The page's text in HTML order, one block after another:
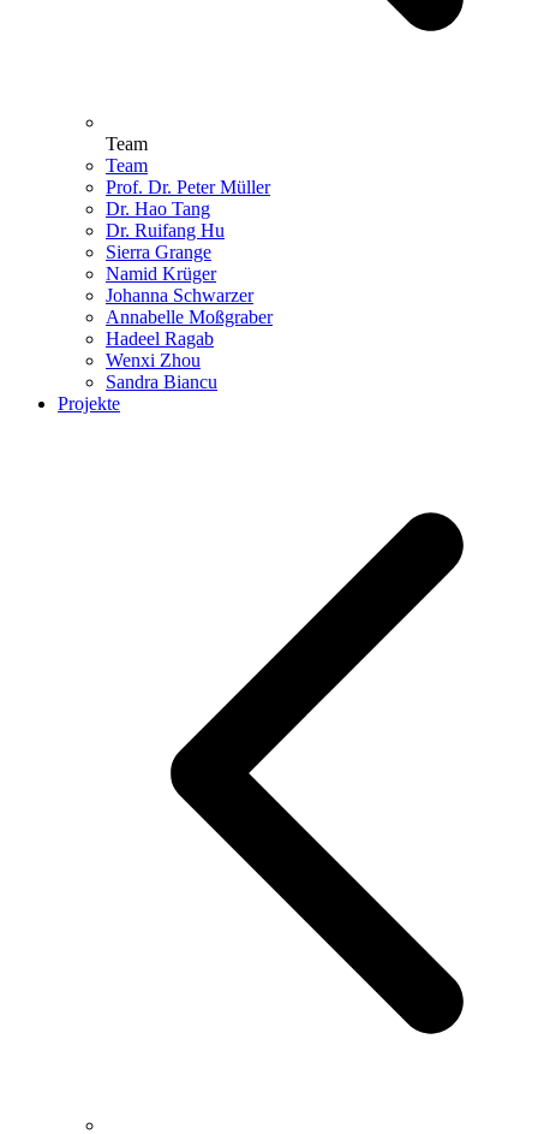
Team
Team
Prof. Dr. Peter Müller
Dr. Hao Tang
Dr. Ruifang Hu
Sierra Grange
Namid Krüger
Johanna Schwarzer
Annabelle Moßgraber
Hadeel Ragab
Wenxi Zhou
Sandra Biancu
Projekte